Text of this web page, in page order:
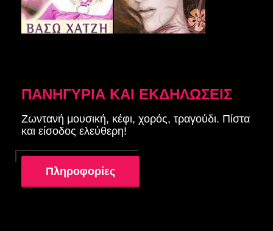
ΠΑΝΗΓΥΡΙΑ ΚΑΙ ΕΚΔΗΛΩΣΕΙΣ
Ζωντανή μουσική, κέφι, χορός, τραγούδι. Πίστα
και είσοδος ελεύθερη!
Πληροφορίες